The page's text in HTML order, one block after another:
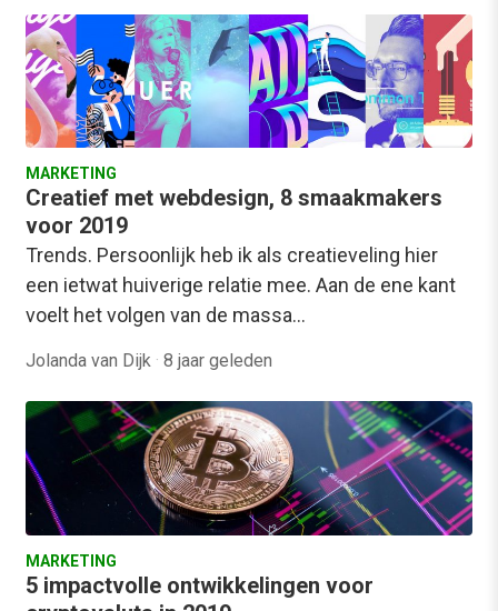
MARKETING
Creatief met webdesign, 8 smaakmakers
voor 2019
Trends. Persoonlijk heb ik als creatieveling hier
een ietwat huiverige relatie mee. Aan de ene kant
voelt het volgen van de massa…
Jolanda van Dijk · 8 jaar geleden
MARKETING
5 impactvolle ontwikkelingen voor